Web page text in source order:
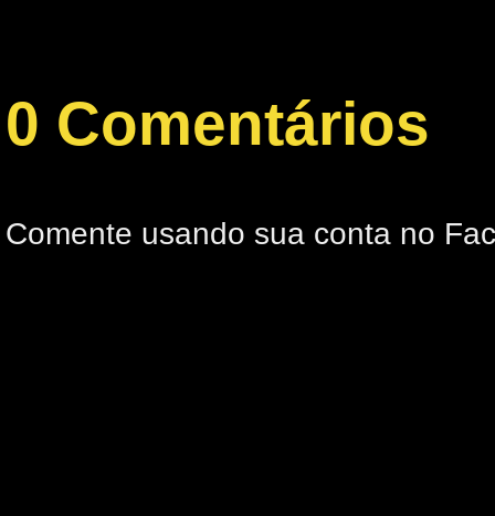
0 Comentários
Comente usando sua conta no